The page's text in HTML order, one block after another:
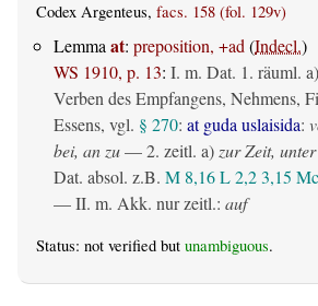
Codex Argenteus, facs. 158 (fol. 129v)
Lemma at: preposition, +ad (Indecl.)
WS 1910, p. 13: I. m. Dat. 1. räuml. a)
Verben des Empfangens, Nehmens,
Essens, vgl. § 270: at guda uslaisida:
bei, an zu— 2. zeitl. a) zur Zeit, unter
Dat. absol. z.B. M 8,16L 2,23,15
— II. m. Akk. nur zeitl.: auf
Status: not verified but unambiguous.